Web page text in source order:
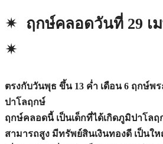
✴︎ ฤกษ์คลอดวันที่ 29 เ
✴︎
ตรงกับวันพุธ ขึ้น 13 ค่ำ เดือน 6 ฤกษ์พ
ปาโลฤกษ์
ฤกษ์คลอดนี้ เป็นเด็กที่ได้เกิดภูมิปาโล
สามารถสูง มีทรัพย์สินเงินทองดี เป็นใ